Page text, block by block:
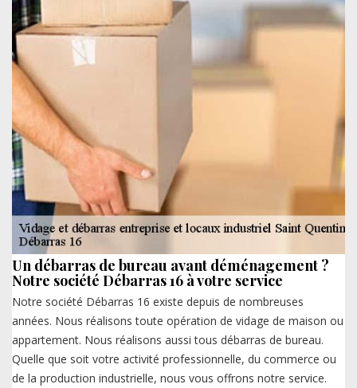
Un débarras de bureau avant déménagement ?
Notre société Débarras 16 à votre service
Notre société Débarras 16 existe depuis de nombreuses
années. Nous réalisons toute opération de vidage de maison ou
appartement. Nous réalisons aussi tous débarras de bureau.
Quelle que soit votre activité professionnelle, du commerce ou
de la production industrielle, nous vous offrons notre service.